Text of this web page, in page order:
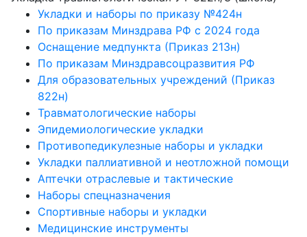
Укладки и наборы по приказу №424н
По приказам Минздрава РФ с 2024 года
Оснащение медпункта (Приказ 213н)
По приказам Минздравсоцразвития РФ
Для образовательных учреждений (Приказ
822н)
Травматологические наборы
Эпидемиологические укладки
Противопедикулезные наборы и укладки
Укладки паллиативной и неотложной помощи
Аптечки отраслевые и тактические
Наборы спецназначения
Спортивные наборы и укладки
Медицинские инструменты